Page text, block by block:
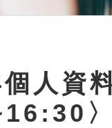
人資
〉